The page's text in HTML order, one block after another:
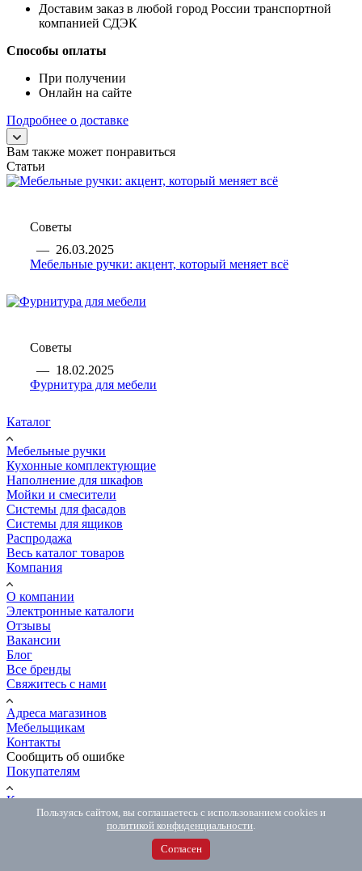
Доставим заказ в любой город России транспортной
компанией СДЭК
Способы оплаты
При получении
Онлайн на сайте
Подробнее о доставке
Вам также может понравиться
Статьи
Советы
— 26.03.2025
Мебельные ручки: акцент, который меняет всё
Советы
— 18.02.2025
Фурнитура для мебели
Каталог
Мебельные ручки
Кухонные комплектующие
Наполнение для шкафов
Мойки и смесители
Системы для фасадов
Системы для ящиков
Распродажа
Весь каталог товаров
Компания
О компании
Электронные каталоги
Отзывы
Вакансии
Блог
Все бренды
Свяжитесь с нами
Адреса магазинов
Мебельщикам
Контакты
Сообщить об ошибке
Покупателям
Как сделать заказ
Доставка и оплата
Пользуясь сайтом, вы соглашаетесь с использованием cookies и
политикой конфиденциальности.
Согласен